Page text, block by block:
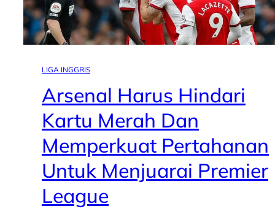
LIGA INGGRIS
Arsenal Harus Hindari
Kartu Merah Dan
Memperkuat Pertahanan
Untuk Menjuarai Premier
League